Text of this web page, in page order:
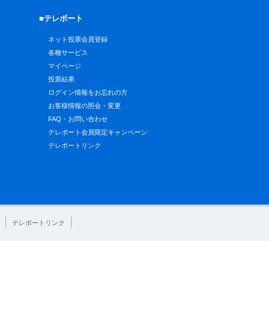
■テレボート
ネット投票会員登録
各種サービス
マイページ
投票結果
ログイン情報をお忘れの方
お客様情報の照会・変更
FAQ・お問い合わせ
テレボート会員限定キャンペーン
テレボートリンク
テレボートリンク